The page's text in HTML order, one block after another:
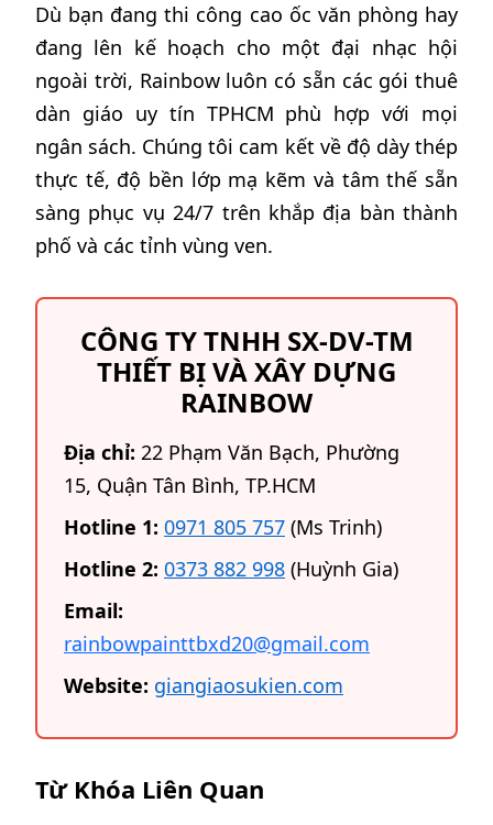
Dù bạn đang thi công cao ốc văn phòng hay
đang lên kế hoạch cho một đại nhạc hội
ngoài trời, Rainbow luôn có sẵn các gói thuê
dàn giáo uy tín TPHCM phù hợp với mọi
ngân sách. Chúng tôi cam kết về độ dày thép
thực tế, độ bền lớp mạ kẽm và tâm thế sẵn
sàng phục vụ 24/7 trên khắp địa bàn thành
phố và các tỉnh vùng ven.
CÔNG TY TNHH SX-DV-TM
THIẾT BỊ VÀ XÂY DỰNG
RAINBOW
Địa chỉ: 22 Phạm Văn Bạch, Phường
15, Quận Tân Bình, TP.HCM
Hotline 1: 0971 805 757 (Ms Trinh)
Hotline 2: 0373 882 998 (Huỳnh Gia)
Email:
rainbowpainttbxd20@gmail.com
Website: giangiaosukien.com
Từ Khóa Liên Quan